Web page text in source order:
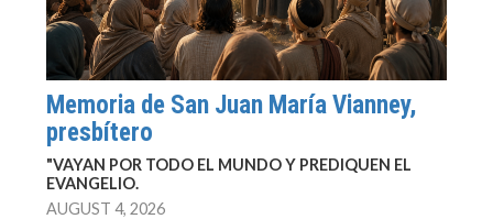
Memoria de San Juan María Vianney,
presbítero
"VAYAN POR TODO EL MUNDO Y PREDIQUEN EL
EVANGELIO.
AUGUST 4, 2026